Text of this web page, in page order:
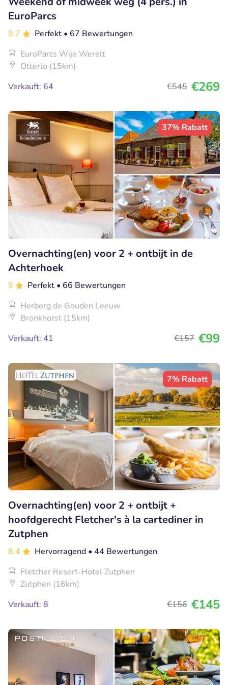
EuroParcs
9.7 Perfekt • 67 Bewertungen
EuroParcs Wije Werelt
Otterlo (15km)
Verkauft: 64
€545 €269
37% Rabatt
Overnachting(en) voor 2 + ontbijt in de
Achterhoek
9 Perfekt • 66 Bewertungen
Herberg de Gouden Leeuw
Bronkhorst (15km)
Verkauft: 41
€157 €99
7% Rabatt
Overnachting(en) voor 2 + ontbijt +
hoofdgerecht Fletcher's à la cartediner in
Zutphen
8.4 Hervorragend • 44 Bewertungen
Fletcher Resort-Hotel Zutphen
Zutphen (16km)
Verkauft: 8
€156 €145